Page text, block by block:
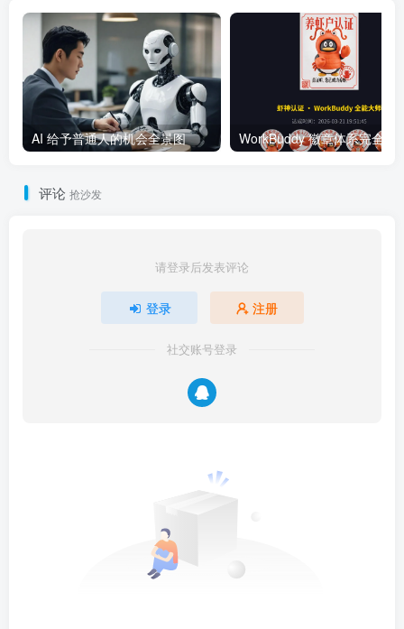
AI 给予普通人的机会全景图
评论 抢沙发
请登录后发表评论
登录 注册
社交账号登录